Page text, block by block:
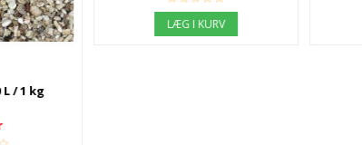
LÆG I KURV